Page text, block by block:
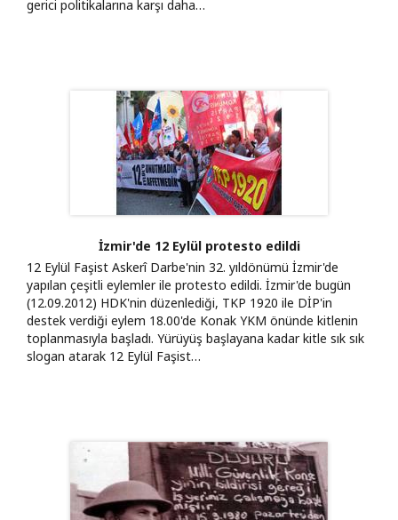
gerici politikalarına karşı daha…
İzmir'de 12 Eylül protesto edildi
12 Eylül Faşist Askerî Darbe'nin 32. yıldönümü İzmir'de
yapılan çeşitli eylemler ile protesto edildi. İzmir'de bugün
(12.09.2012) HDK'nin düzenlediği, TKP 1920 ile DİP'in
destek verdiği eylem 18.00'de Konak YKM önünde kitlenin
toplanmasıyla başladı. Yürüyüş başlayana kadar kitle sık sık
slogan atarak 12 Eylül Faşist…